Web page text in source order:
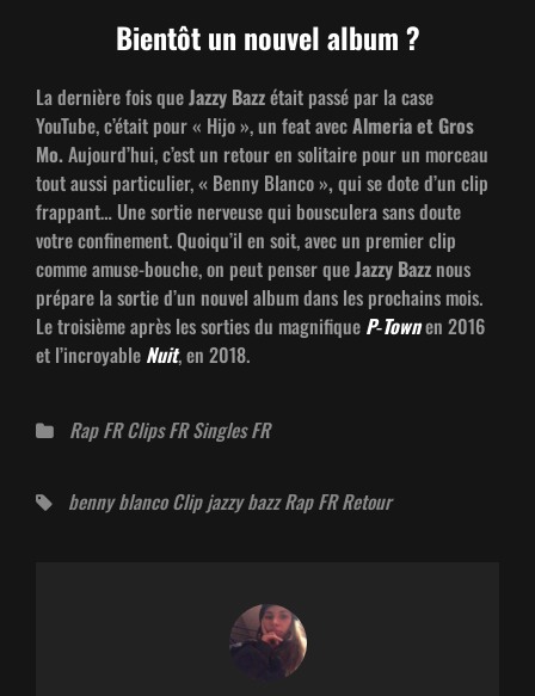
Bientôt un nouvel album ?
La dernière fois queJazzy Bazzétait passé par la case
YouTube, c’é­tait pour « Hijo », un feat avecAlme­ria et Gros
Mo.Aujour­d’hui, c’est un retour en soli­taire pour un morceau
tout aus­si par­ti­c­uli­er,« Ben­ny Blan­co », qui se dote d’un clip
frap­pant… Une sor­tie nerveuse qui bous­culera sans doute
votre con­fine­ment. Quoiqu’il en soit, avec un pre­mier clip
comme amuse-bouche, on peut penser queJazzy Bazz nous
pré­pare la sor­tie d’un nou­v­el album dans les prochains mois.
Le troisième après les sor­ties du mag­nifique P‑Townen 2016
et l’in­croy­able Nuit, en 2018.
Catégories
Rap FR Clips FR Singles FR
Tags,benny blanco Clip jazzy bazz Rap FR Retour